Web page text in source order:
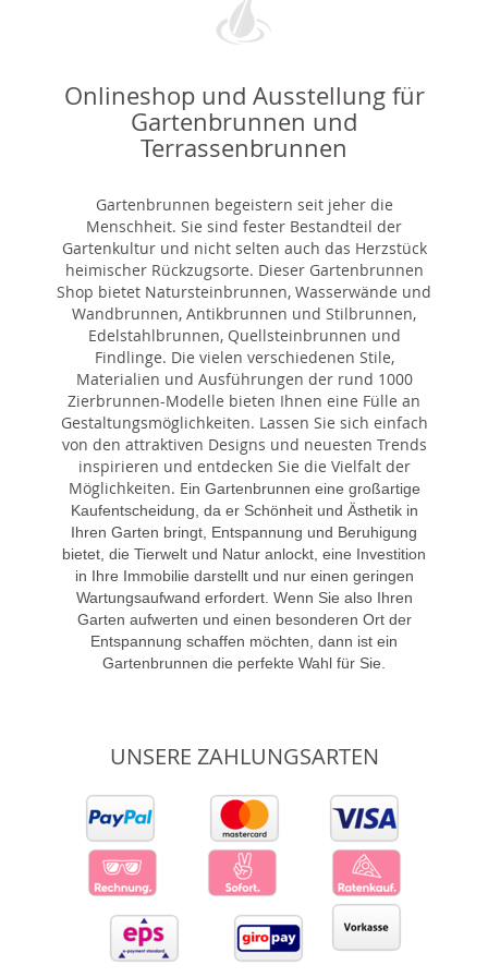
Onlineshop und Ausstellung für
Gartenbrunnen und
Terrassenbrunnen
Gartenbrunnen begeistern seit jeher die
Menschheit. Sie sind fester Bestandteil der
Gartenkultur und nicht selten auch das Herzstück
heimischer Rückzugsorte. Dieser Gartenbrunnen
Shop bietet Natursteinbrunnen, Wasserwände und
Wandbrunnen, Antikbrunnen und Stilbrunnen,
Edelstahlbrunnen, Quellsteinbrunnen und
Findlinge. Die vielen verschiedenen Stile,
Materialien und Ausführungen der rund 1000
Zierbrunnen-Modelle bieten Ihnen eine Fülle an
Gestaltungsmöglichkeiten. Lassen Sie sich einfach
von den attraktiven Designs und neuesten Trends
inspirieren und entdecken Sie die Vielfalt der
Möglichkeiten. Ein Gartenbrunnen eine großartige
Kaufentscheidung, da er Schönheit und Ästhetik in
Ihren Garten bringt, Entspannung und Beruhigung
bietet, die Tierwelt und Natur anlockt, eine Investition
in Ihre Immobilie darstellt und nur einen geringen
Wartungsaufwand erfordert. Wenn Sie also Ihren
Garten aufwerten und einen besonderen Ort der
Entspannung schaffen möchten, dann ist ein
Gartenbrunnen die perfekte Wahl für Sie.
UNSERE ZAHLUNGSARTEN